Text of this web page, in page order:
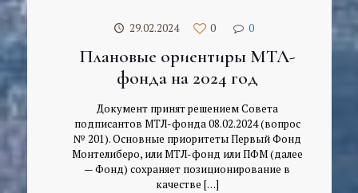
29.02.2024 0 0
Плановые ориентиры МТЛ-
фонда на 2024 год
Документ принят решением Совета
подписантов МТЛ-фонда 08.02.2024 (вопрос
№ 201). Основные приоритеты Первый Фонд
Монтелиберо, или МТЛ-фонд или ПФМ (далее
— Фонд) сохраняет позиционирование в
качестве […]